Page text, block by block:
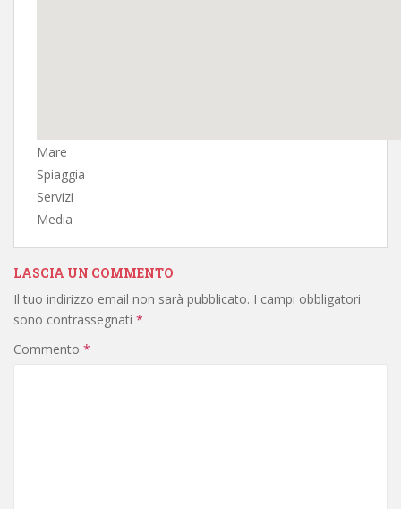
Mare
Spiaggia
Servizi
Media
LASCIA UN COMMENTO
Il tuo indirizzo email non sarà pubblicato. I campi obbligatori
sono contrassegnati *
Commento *